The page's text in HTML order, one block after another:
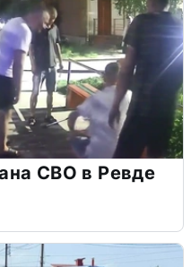
СВО в Ревде